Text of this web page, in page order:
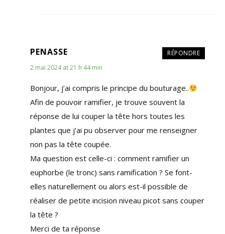
RÉPONDRE
PENASSE
2 mai 2024 at 21 h 44 min
Bonjour, j’ai compris le principe du bouturage..
Afin de pouvoir ramifier, je trouve souvent la
réponse de lui couper la tête hors toutes les
plantes que j’ai pu observer pour me renseigner
non pas la tête coupée.
Ma question est celle-ci : comment ramifier un
euphorbe (le tronc) sans ramification ? Se font-
elles naturellement ou alors est-il possible de
réaliser de petite incision niveau picot sans couper
la tête ?
Merci de ta réponse